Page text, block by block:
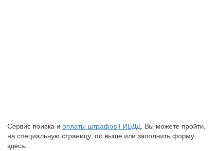
Сервис поиска и оплаты штрафов ГИБДД. Вы можете пройти,
на специальную страницу, по выше или заполнить форму
здесь.